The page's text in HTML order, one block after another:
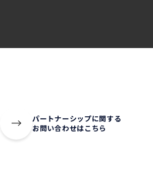
パートナーシップに関する
お問い合わせはこちら